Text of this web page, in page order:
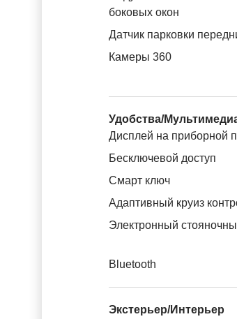
боковых окон
Датчик парковки
Камеры 360
Удобства/
Дисплей на приборной
Бесключевой доступ
Смарт ключ
Адаптивный круиз
Электронный
Bluetooth
Экстерьер/Интерьер